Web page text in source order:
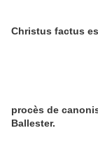
Christus factus
procès de
Ballester.